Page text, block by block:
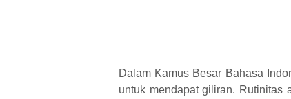
Dalam Kamus Besar Bahasa
untuk mendapat giliran. Rutinitas